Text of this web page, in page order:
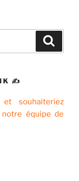
✍
souhaiteriez
équipe de